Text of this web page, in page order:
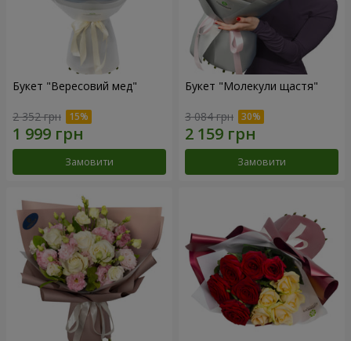
Букет "Вересовий мед"
2 352 грн
Замовити
Букет "Молекули щастя"
3 084 грн
Замовити